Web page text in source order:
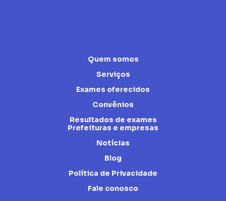
Quem somos
Serviços
Exames oferecidos
Convênios
Resultados de exames
Prefeituras e empresas
Notícias
Blog
Política de Privacidade
Fale conosco